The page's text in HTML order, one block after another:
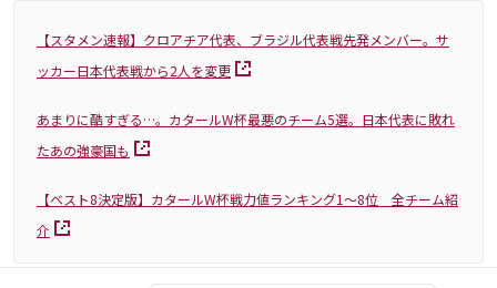
【スタメン速報】クロアチア代表、ブラジル代表戦先発メンバー。サ
ッカー日本代表戦から2人を変更
あまりに酷すぎる…。カタールW杯最悪のチーム5選。日本代表に敗れ
たあの強豪国も
【ベスト8決定版】カタールW杯戦力値ランキング1～8位 全チーム紹
介